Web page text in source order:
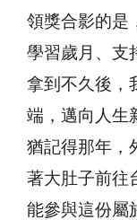
領獎合影的是
學習歲月、支
拿到不久後，
端，邁向人生
猶記得那年，
著大肚子前往
能參與這份屬